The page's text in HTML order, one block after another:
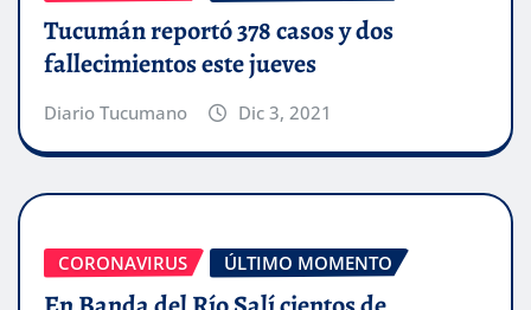
Tucumán reportó 378 casos y dos
fallecimientos este jueves
Diario Tucumano Dic 3, 2021
CORONAVIRUS ÚLTIMO MOMENTO